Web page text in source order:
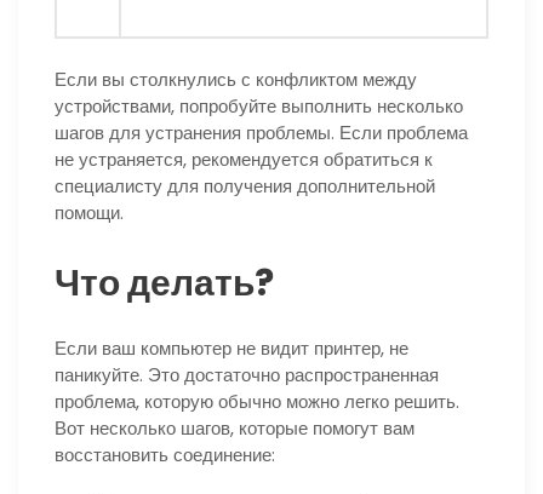
Если вы столкнулись с конфликтом между
устройствами, попробуйте выполнить несколько
шагов для устранения проблемы. Если проблема
не устраняется, рекомендуется обратиться к
специалисту для получения дополнительной
помощи.
Что делать?
Если ваш компьютер не видит принтер, не
паникуйте. Это достаточно распространенная
проблема, которую обычно можно легко решить.
Вот несколько шагов, которые помогут вам
восстановить соединение: